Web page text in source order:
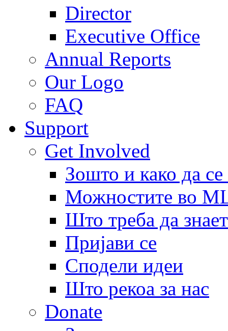
Director
Executive Office
Annual Reports
Our Logo
FAQ
Support
Get Involved
Зошто и како да
Можностите во
Што треба да
Пријави се
Сподели идеи
Што рекоа за нас
Donate